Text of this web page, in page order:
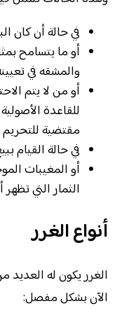
في حالة أن كان
أو ما يتسامح
والمشقه في
أو من لا يتم
للقاعدة
مقتضية
في حالة القيام
أو المغيبات
الثمار التي تظهر
أنواع الغرر
الغرر يكون له العديد
الآن بشكل مفصل: